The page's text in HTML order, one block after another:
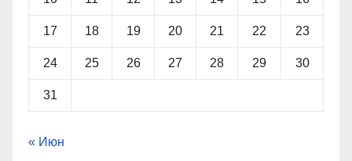
17 18 19 20 21 22 23
24 25 26 27 28 29 30
31
« Июн